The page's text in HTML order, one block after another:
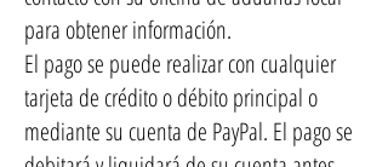
para obtener información.
El pago se puede realizar con cualquier
tarjeta de crédito o débito principal o
mediante su cuenta de PayPal. El pago se